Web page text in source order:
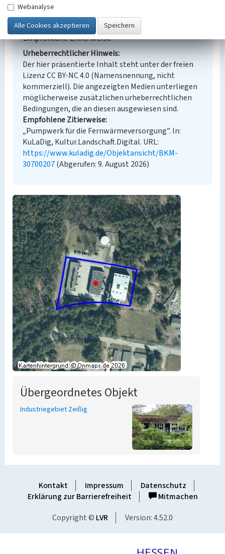
Empfohlene Zitierweise
Urheberrechtlicher Hinweis
Der hier präsentierte Inhalt steht unter der freien
Lizenz CC BY-NC 4.0 (Namensnennung, nicht
kommerziell). Die angezeigten Medien unterliegen
möglicherweise zusätzlichen urheberrechtlichen
Bedingungen, die an diesen ausgewiesen sind.
Empfohlene Zitierweise
„Pumpwerk für die Fernwärmeversorgung”. In:
KuLaDig, Kultur.Landschaft.Digital. URL:
https://www.kuladig.de/Objektansicht/BKM-
30700207(Abgerufen: 9. August 2026)
Übergeordnetes Objekt
Industriegebiet Zeißig
Kontakt Impressum
Datenschutz
Erklärung zur Barrierefreiheit
Mitmachen
Copyright © LVR Version: 4.52.0
Webanalyse